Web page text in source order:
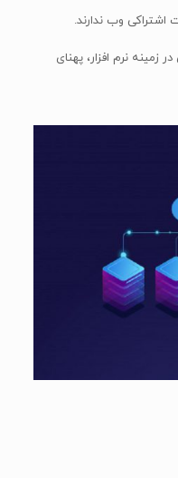
وب ندارند.
زمینه نرم افزار، پهنای